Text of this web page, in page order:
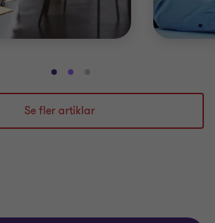
Gå
till
bild
1
Gå
till
bild
2
Gå
till
bild
3
Se fler artiklar